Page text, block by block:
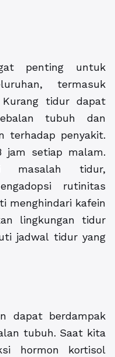
penting untuk
termasuk
tidur dapat
tubuh dan
terhadap penyakit.
jam setiap malam.
masalah tidur,
rutinitas
menghindari kafein
lingkungan tidur
jadwal tidur yang
dapat berdampak
tubuh. Saat kita
hormon kortisol